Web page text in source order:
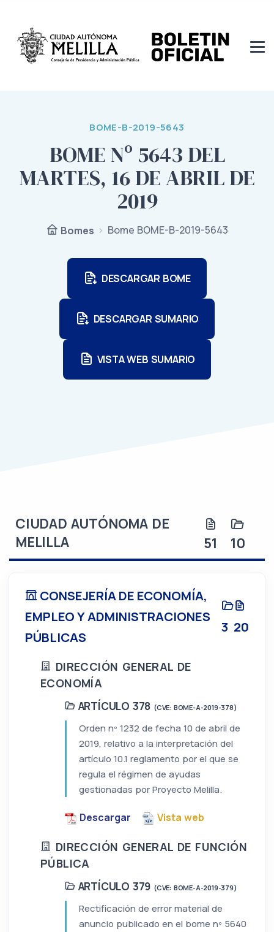
BOME-B-2019-5643
BOME Nº 5643 DEL
MARTES, 16 DE ABRIL DE
2019
Bomes Bome BOME-B-2019-5643
DESCARGAR BOME
DESCARGAR SUMARIO
VISTA WEB SUMARIO
CIUDAD AUTÓNOMA DE
MELILLA
51 10
CONSEJERÍA DE ECONOMÍA,
EMPLEO Y ADMINISTRACIONES
PÚBLICAS
3 20
DIRECCIÓN GENERAL DE
ECONOMÍA
ARTÍCULO 378 (CVE: BOME-A-2019-378)
Orden nº 1232 de fecha 10 de abril de
2019, relativo a la interpretación del
artículo 10.1 reglamento por el que se
regula el régimen de ayudas
gestionadas por Proyecto Melilla.
Descargar Vista web
DIRECCIÓN GENERAL DE FUNCIÓN
PÚBLICA
ARTÍCULO 379 (CVE: BOME-A-2019-379)
Rectificación de error material de
anuncio publicado en el bome nº 5640